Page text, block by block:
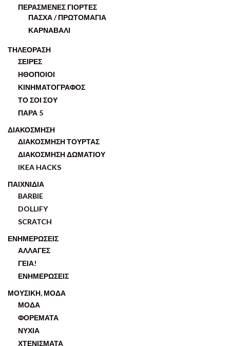
ΠΕΡΑΣΜΕΝΕΣ ΓΙΟΡΤΕΣ
ΠΑΣΧΑ / ΠΡΩΤΟΜΑΓΙΑ
ΚΑΡΝΑΒΑΛΙ
ΤΗΛΕΟΡΑΣΗ
ΣΕΙΡΕΣ
ΗΘΟΠΟΙΟΙ
ΚΙΝΗΜΑΤΟΓΡΑΦΟΣ
ΤΟ ΣΟΙ ΣΟΥ
ΠΑΡΑ 5
ΔΙΑΚΟΣΜΗΣΗ
ΔΙΑΚΟΣΜΗΣΗ ΤΟΥΡΤΑΣ
ΔΙΑΚΟΣΜΗΣΗ ΔΩΜΑΤΙΟΥ
IKEA HACKS
ΠΑΙΧΝΙΔΙΑ
BARBIE
DOLLIFY
SCRATCH
ΕΝΗΜΕΡΩΣΕΙΣ
ΑΛΛΑΓΕΣ
ΓΕΙΑ!
ΕΝΗΜΕΡΩΣΕΙΣ
ΜΟΥΣΙΚΗ, ΜΟΔΑ
ΜΟΔΑ
ΦΟΡΕΜΑΤΑ
ΝΥΧΙΑ
ΧΤΕΝΙΣΜΑΤΑ